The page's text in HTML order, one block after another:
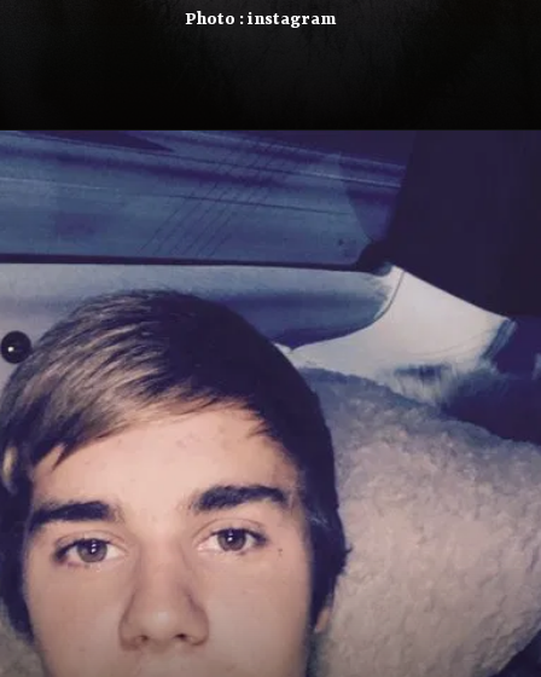
Photo : instagram